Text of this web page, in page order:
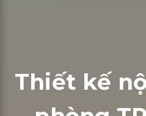
Thiết kế